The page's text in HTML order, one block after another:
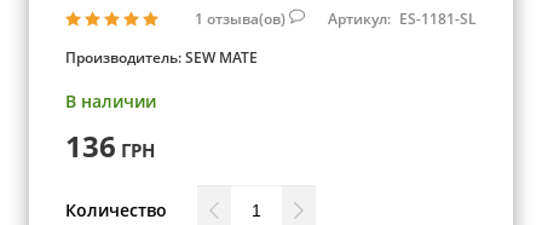
1 отзыва(ов) Артикул: ES-1181-SL
Производитель:SEW MATE
В наличии
136 ГРН
Количество